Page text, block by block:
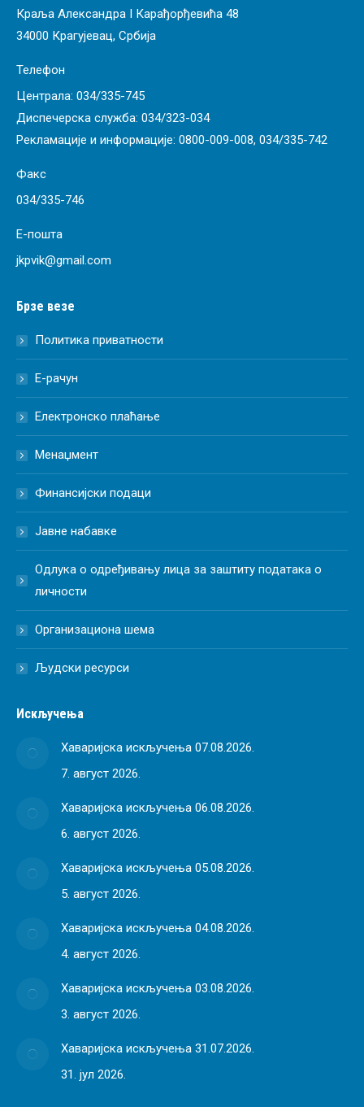
Краља Александра I Карађорђевића 48
34000 Крагујевац, Србија
Телефон
Централа: 034/335-745
Диспечерска служба: 034/323-034
Рекламације и информације: 0800-009-008, 034/335-742
Факс
034/335-746
Е-пошта
jkpvik@gmail.com
Брзе везе
Политика приватности
Е-рачун
Електронско плаћање
Менаџмент
Финансијски подаци
Јавне набавке
Одлука о одређивању лица за заштиту података о
личности
Организациона шема
Људски ресурси
Искључења
Хаваријска искључења 07.08.2026.
7. август 2026.
Хаваријска искључења 06.08.2026.
6. август 2026.
Хаваријска искључења 05.08.2026.
5. август 2026.
Хаваријска искључења 04.08.2026.
4. август 2026.
Хаваријска искључења 03.08.2026.
3. август 2026.
Хаваријска искључења 31.07.2026.
31. јул 2026.